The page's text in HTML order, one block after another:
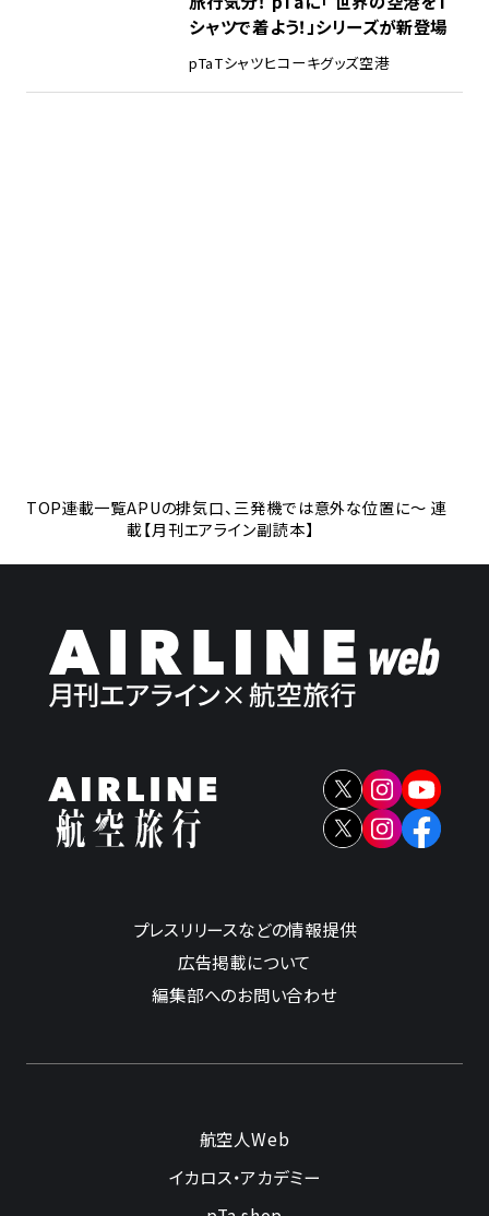
シャツで着よう！」シリーズが新登場
pTaTシャツヒコーキグッズ空港
TOP連載一覧APUの排気口、三発機では意外な位置に～ 連
載【月刊エアライン副読本】
プレスリリースなどの情報提供
広告掲載について
編集部へのお問い合わせ
航空人Web
イカロス・アカデミー